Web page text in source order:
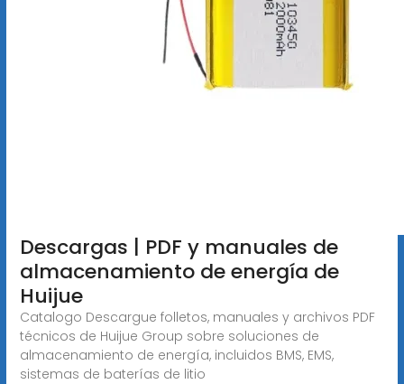
Descargas | PDF y manuales de
almacenamiento de energía de
Huijue
Catalogo Descargue folletos, manuales y archivos PDF
técnicos de Huijue Group sobre soluciones de
almacenamiento de energía, incluidos BMS, EMS,
sistemas de baterías de litio